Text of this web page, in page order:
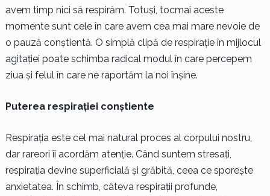
avem timp nici să respirăm. Totuși, tocmai aceste
momente sunt cele în care avem cea mai mare nevoie de
o pauză conștientă. O simplă clipă de respirație în mijlocul
agitației poate schimba radical modul în care percepem
ziua și felul în care ne raportăm la noi înșine.
Puterea respirației conștiente
Respirația este cel mai natural proces al corpului nostru,
dar rareori îi acordăm atenție. Când suntem stresați,
respirația devine superficială și grăbită, ceea ce sporește
anxietatea. În schimb, câteva respirații profunde,